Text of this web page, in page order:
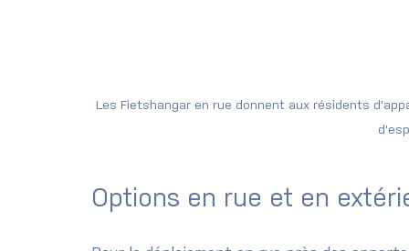
Les Fietshangar en rue donnent aux résidents
Options en rue et en